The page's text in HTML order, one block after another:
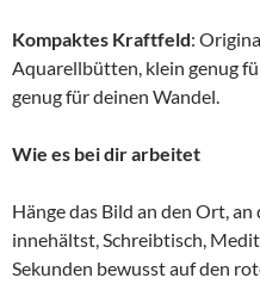
Kompaktes Kraftfeld:
Aquarellbütten, klein genug
genug für deinen Wandel.
Wie es bei dir arbeitet
Hänge das Bild an den Ort,
innehältst, Schreibtisch,
Sekunden bewusst auf den